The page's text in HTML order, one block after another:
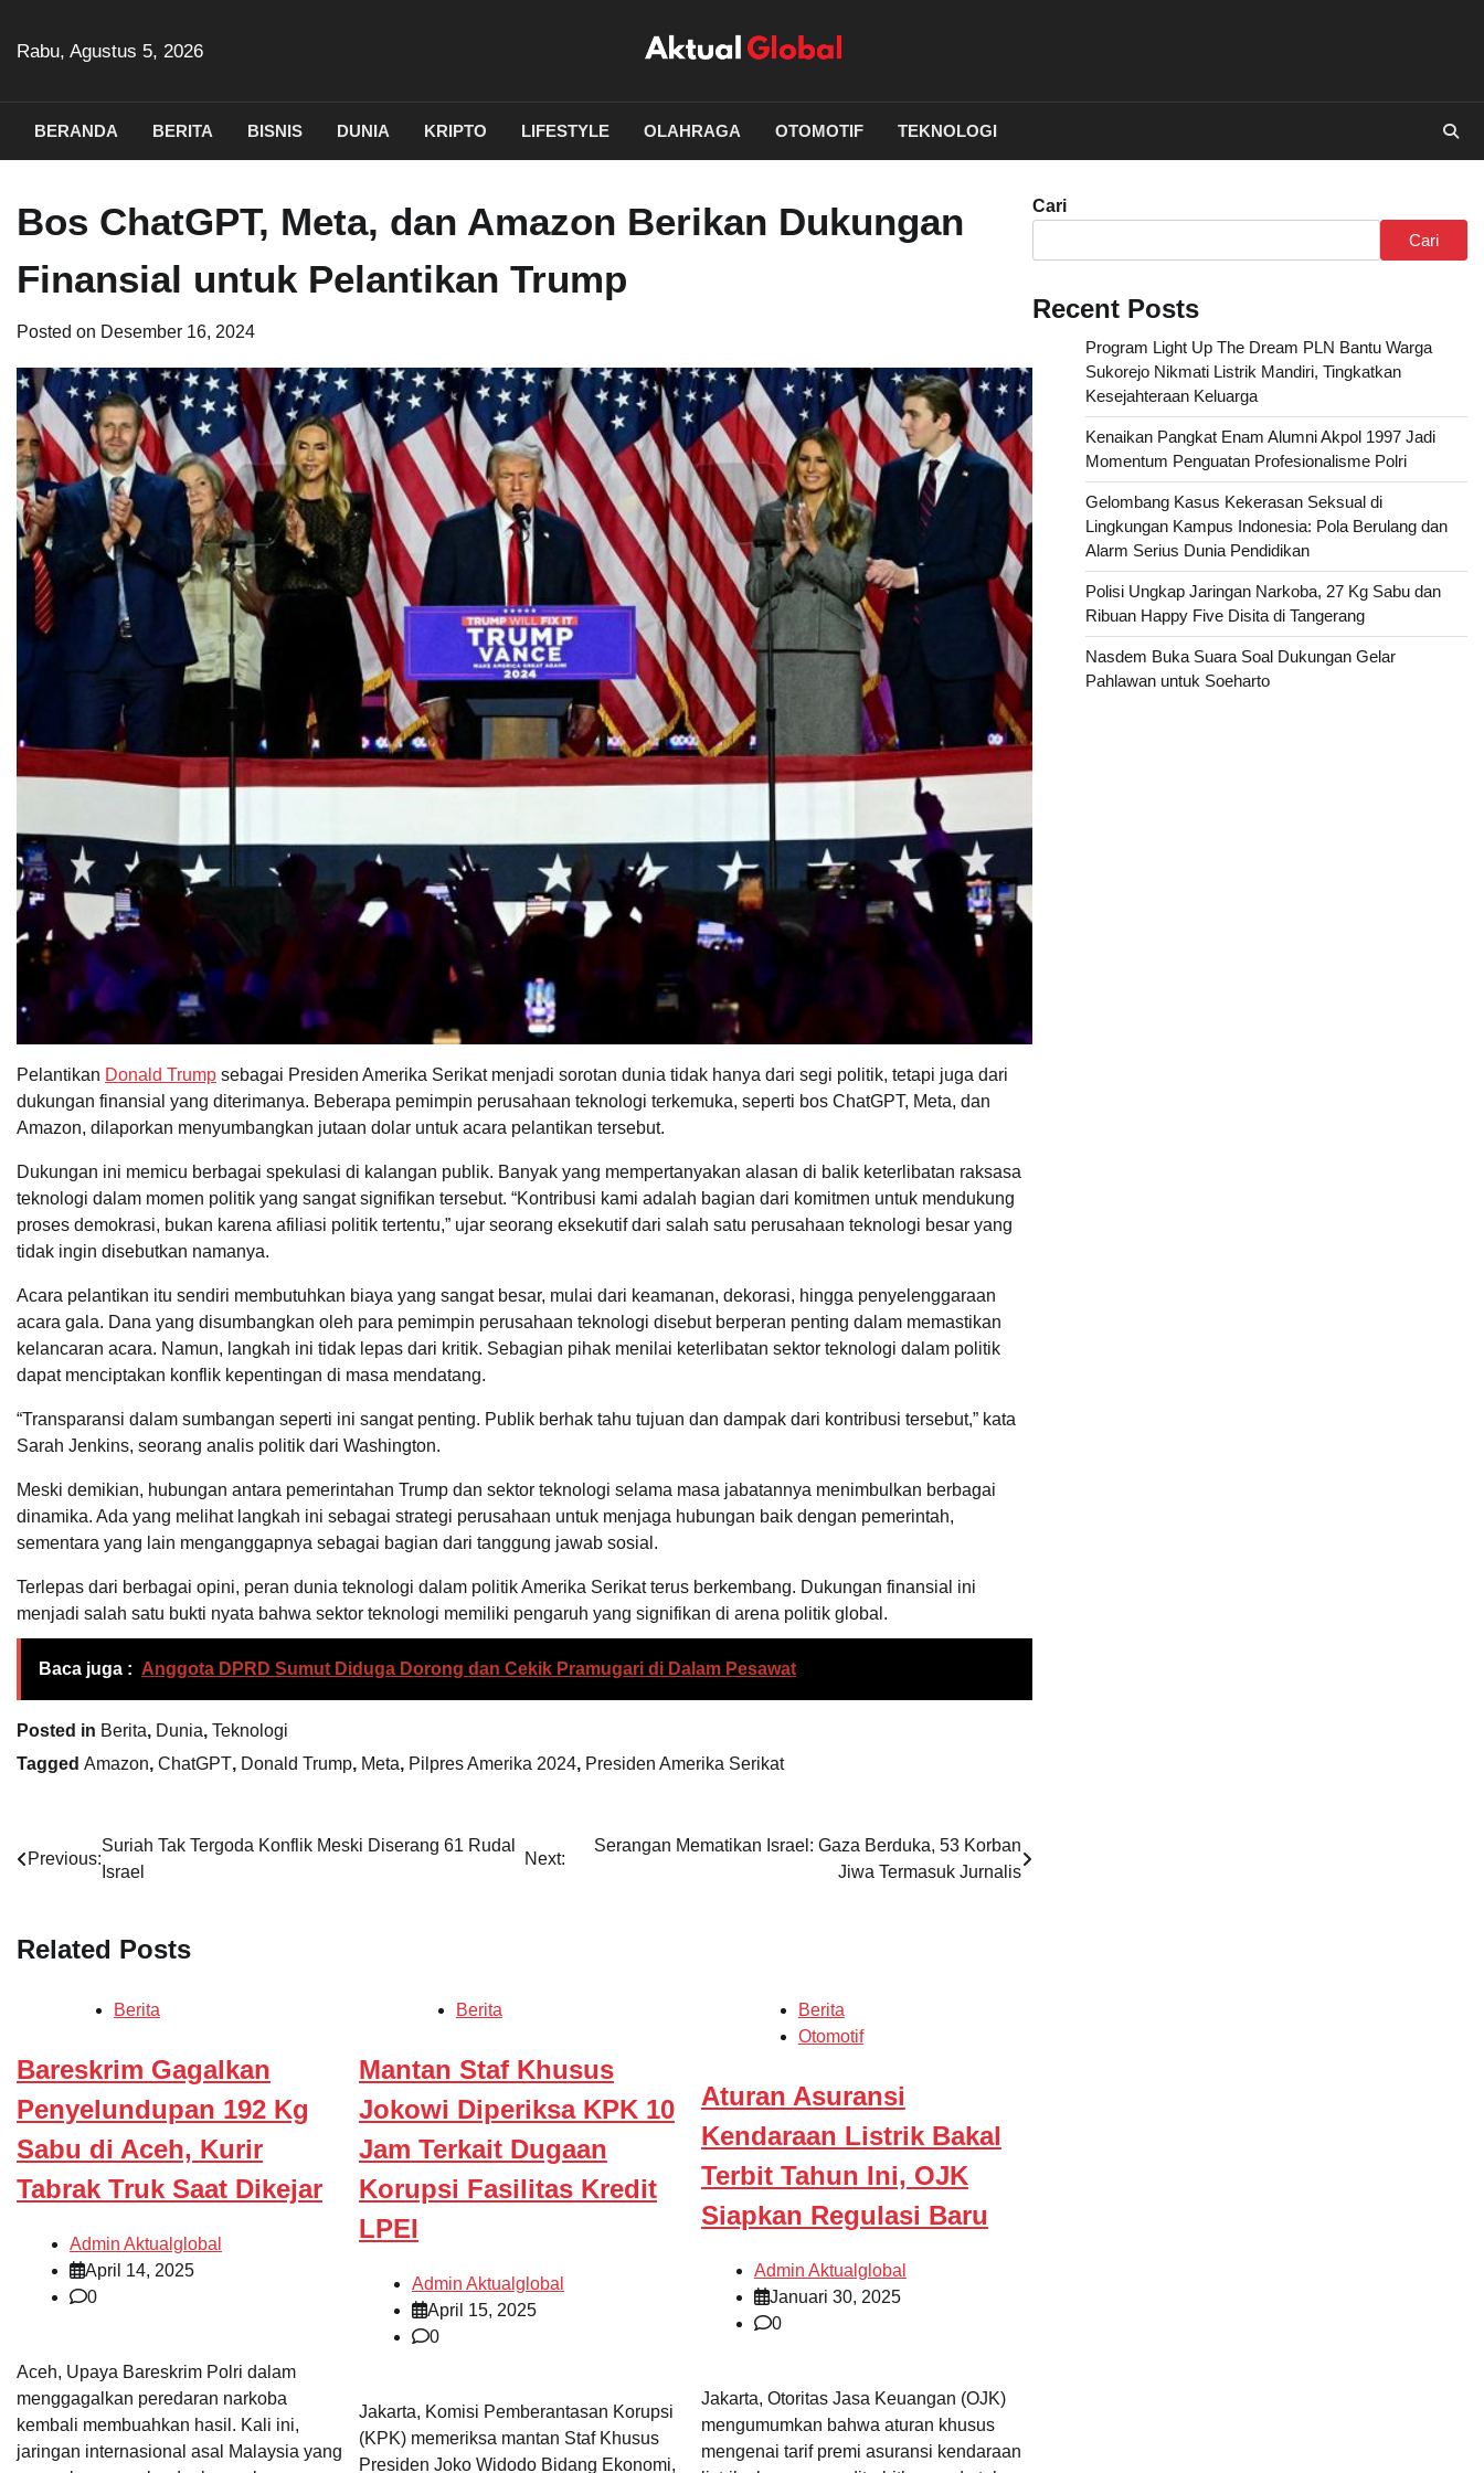
Rabu, Agustus 5, 2026
BERANDA BERITA BISNIS DUNIA KRIPTO LIFESTYLE OLAHRAGA OTOMOTIF TEKNOLOGI
Bos ChatGPT, Meta, dan Amazon Berikan Dukungan
Finansial untuk Pelantikan Trump
Posted on Desember 16, 2024
Pelantikan Donald Trump sebagai Presiden Amerika Serikat menjadi sorotan dunia tidak hanya dari segi politik, tetapi juga dari
dukungan finansial yang diterimanya. Beberapa pemimpin perusahaan teknologi terkemuka, seperti bos ChatGPT, Meta, dan
Amazon, dilaporkan menyumbangkan jutaan dolar untuk acara pelantikan tersebut.
Dukungan ini memicu berbagai spekulasi di kalangan publik. Banyak yang mempertanyakan alasan di balik keterlibatan raksasa
teknologi dalam momen politik yang sangat signifikan tersebut. “Kontribusi kami adalah bagian dari komitmen untuk mendukung
proses demokrasi, bukan karena afiliasi politik tertentu,” ujar seorang eksekutif dari salah satu perusahaan teknologi besar yang
tidak ingin disebutkan namanya.
Acara pelantikan itu sendiri membutuhkan biaya yang sangat besar, mulai dari keamanan, dekorasi, hingga penyelenggaraan
acara gala. Dana yang disumbangkan oleh para pemimpin perusahaan teknologi disebut berperan penting dalam memastikan
kelancaran acara. Namun, langkah ini tidak lepas dari kritik. Sebagian pihak menilai keterlibatan sektor teknologi dalam politik
dapat menciptakan konflik kepentingan di masa mendatang.
“Transparansi dalam sumbangan seperti ini sangat penting. Publik berhak tahu tujuan dan dampak dari kontribusi tersebut,” kata
Sarah Jenkins, seorang analis politik dari Washington.
Meski demikian, hubungan antara pemerintahan Trump dan sektor teknologi selama masa jabatannya menimbulkan berbagai
dinamika. Ada yang melihat langkah ini sebagai strategi perusahaan untuk menjaga hubungan baik dengan pemerintah,
sementara yang lain menganggapnya sebagai bagian dari tanggung jawab sosial.
Terlepas dari berbagai opini, peran dunia teknologi dalam politik Amerika Serikat terus berkembang. Dukungan finansial ini
menjadi salah satu bukti nyata bahwa sektor teknologi memiliki pengaruh yang signifikan di arena politik global.
Baca juga : Anggota DPRD Sumut Diduga Dorong dan Cekik Pramugari di Dalam Pesawat
Posted in Berita, Dunia, Teknologi
Tagged Amazon, ChatGPT, Donald Trump, Meta, Pilpres Amerika 2024, Presiden Amerika Serikat
Navigasi
Previous:
Suriah Tak Tergoda Konflik Meski Diserang 61 Rudal
Israel
Next:
Serangan Mematikan Israel: Gaza Berduka, 53 Korban
Jiwa Termasuk Jurnalis
Related Posts
Berita
Bareskrim Gagalkan
Penyelundupan 192 Kg
Sabu di Aceh, Kurir
Tabrak Truk Saat Dikejar
Admin Aktualglobal
April 14, 2025
0
Aceh, Upaya Bareskrim Polri dalam
menggagalkan peredaran narkoba
kembali membuahkan hasil. Kali ini,
jaringan internasional asal Malaysia yang
Berita
Mantan Staf Khusus
Jokowi Diperiksa KPK 10
Jam Terkait Dugaan
Korupsi Fasilitas Kredit
LPEI
Admin Aktualglobal
April 15, 2025
0
Jakarta, Komisi Pemberantasan Korupsi
(KPK) memeriksa mantan Staf Khusus
Presiden Joko Widodo Bidang Ekonomi,
Berita
Otomotif
Aturan Asuransi
Kendaraan Listrik Bakal
Terbit Tahun Ini, OJK
Siapkan Regulasi Baru
Admin Aktualglobal
Januari 30, 2025
0
Jakarta, Otoritas Jasa Keuangan (OJK)
mengumumkan bahwa aturan khusus
mengenai tarif premi asuransi kendaraan
Cari
Cari
Recent Posts
Program Light Up The Dream PLN Bantu Warga
Sukorejo Nikmati Listrik Mandiri, Tingkatkan
Kesejahteraan Keluarga
Kenaikan Pangkat Enam Alumni Akpol 1997 Jadi
Momentum Penguatan Profesionalisme Polri
Gelombang Kasus Kekerasan Seksual di
Lingkungan Kampus Indonesia: Pola Berulang dan
Alarm Serius Dunia Pendidikan
Polisi Ungkap Jaringan Narkoba, 27 Kg Sabu dan
Ribuan Happy Five Disita di Tangerang
Nasdem Buka Suara Soal Dukungan Gelar
Pahlawan untuk Soeharto